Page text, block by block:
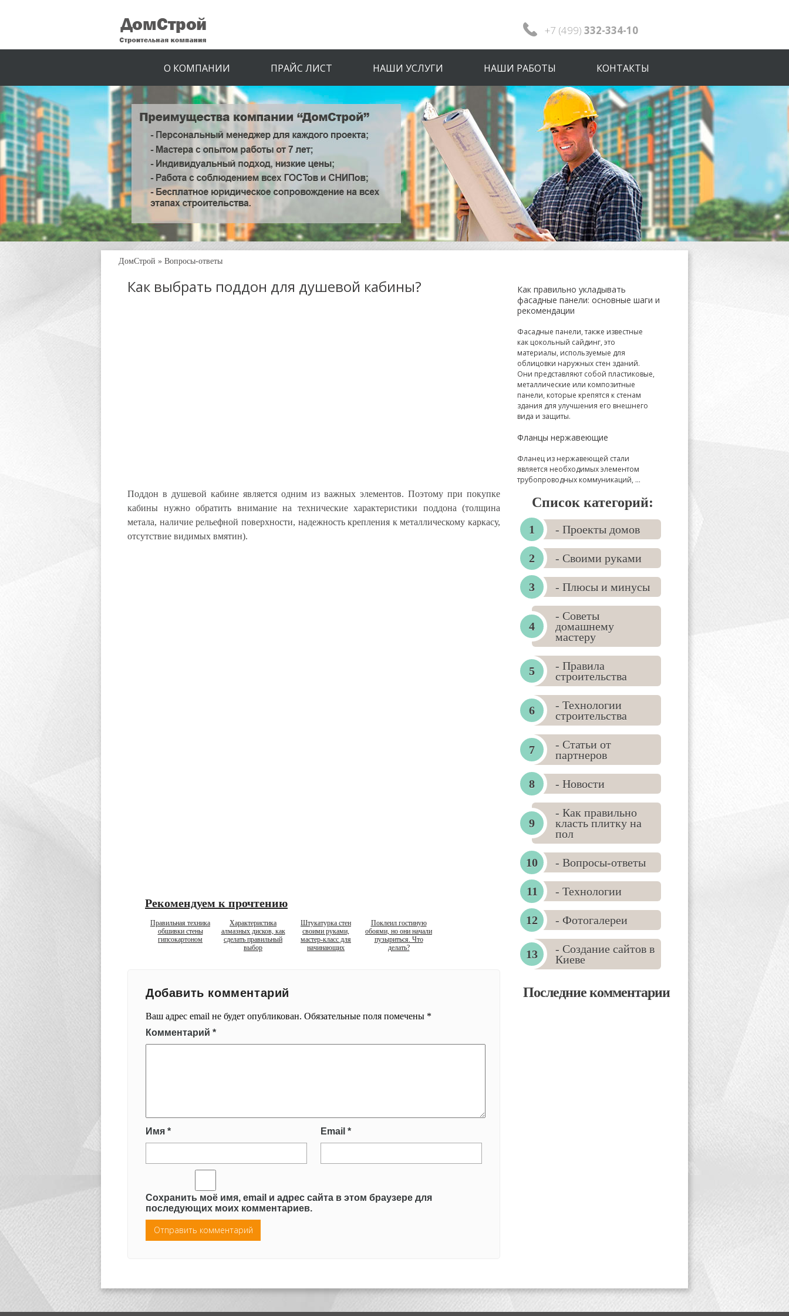
+7 (499) 332-334-10
О КОМПАНИИ ПРАЙС ЛИСТ НАШИ УСЛУГИ НАШИ РАБОТЫ КОНТАКТЫ
ДомСтрой » Вопросы-ответы
Как выбрать поддон для душевой кабины?
Поддон в душевой кабине является одним из важных элементов. Поэтому при покупке
кабины нужно обратить внимание на технические характеристики поддона (толщина
метала, наличие рельефной поверхности, надежность крепления к металлическому каркасу,
отсутствие видимых вмятин).
Рекомендуем к прочтению
Правильная техника
обшивки стены
гипсокартоном
Характеристика
алмазных дисков, как
сделать правильный
выбор
Штукатурка стен
своими руками,
мастер-класс для
начинающих
Поклеил гостиную
обоями, но они начали
пузыриться. Что
делать?
Добавить комментарий
Ваш адрес email не будет опубликован. Обязательные поля помечены *
Комментарий *
Имя * Email *
Сохранить моё имя, email и адрес сайта в этом браузере для
последующих моих комментариев.
Как правильно укладывать
фасадные панели: основные шаги и
рекомендации
Фасадные панели, также известные
как цокольный сайдинг, это
материалы, используемые для
облицовки наружных стен зданий.
Они представляют собой пластиковые,
металлические или композитные
панели, которые крепятся к стенам
здания для улучшения его внешнего
вида и защиты.
Фланцы нержавеющие
Фланец из нержавеющей стали
является необходимых элементом
трубопроводных коммуникаций, ...
Список категорий:
- Проекты домов
- Своими руками
- Плюсы и минусы
- Советы
домашнему
мастеру
- Правила
строительства
- Технологии
строительства
- Статьи от
партнеров
- Новости
- Как правильно
класть плитку на
пол
- Вопросы-ответы
- Технологии
- Фотогалереи
- Создание сайтов в
Киеве
Последние комментарии